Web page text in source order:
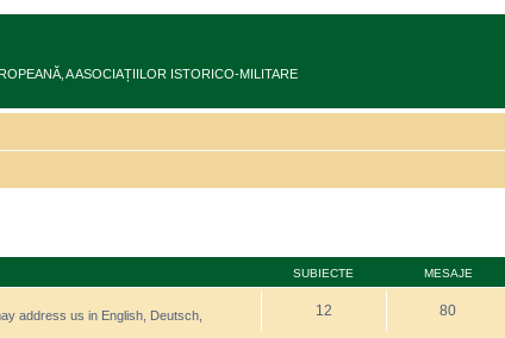
A ASOCIAȚIILOR ISTORICO-MILITARE
SUBIECTE MESAJE
address us in English, Deutsch,
12 80